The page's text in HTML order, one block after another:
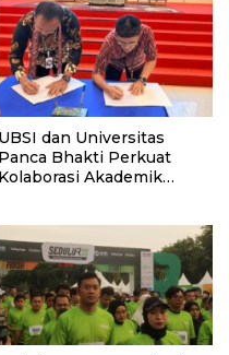
UBSI dan Universitas
Panca Bhakti Perkuat
Kolaborasi Akademik